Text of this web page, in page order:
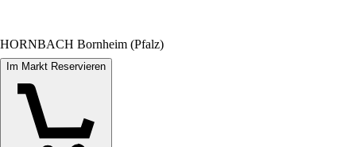
HORNBACH Bornheim (Pfalz)
Im Markt Reservieren